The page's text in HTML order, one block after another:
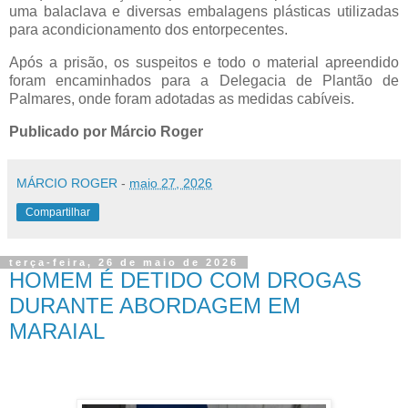
uma balaclava e diversas embalagens plásticas utilizadas
para acondicionamento dos entorpecentes.
Após a prisão, os suspeitos e todo o material apreendido
foram encaminhados para a Delegacia de Plantão de
Palmares, onde foram adotadas as medidas cabíveis.
Publicado por Márcio Roger
MÁRCIO ROGER - maio 27, 2026
Compartilhar
terça-feira, 26 de maio de 2026
HOMEM É DETIDO COM DROGAS
DURANTE ABORDAGEM EM
MARAIAL